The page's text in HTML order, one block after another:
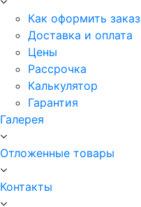
Как оформить заказ
Доставка и оплата
Цены
Рассрочка
Калькулятор
Гарантия
Галерея
Отложенные товары
Контакты